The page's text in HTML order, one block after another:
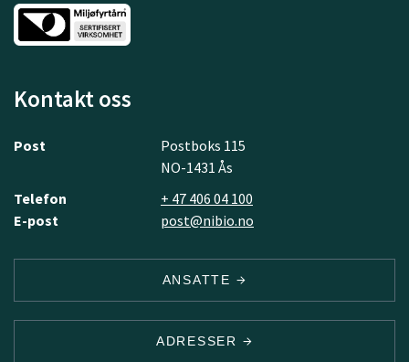
Kontakt oss
Post
Postboks 115
NO-1431 Ås
Telefon
+ 47 406 04 100
E-post
post@nibio.no
ANSATTE
ADRESSER